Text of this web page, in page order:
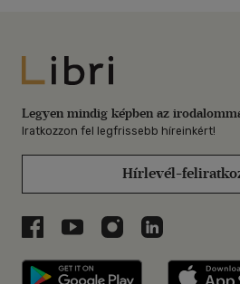
Libri
Legyen mindig képben az
Iratkozzon fel legfrissebb híreinkért!
Hírlevél-
Libri a Facebookon
Libri a Youtube-on
Libri azLibri a
Libri